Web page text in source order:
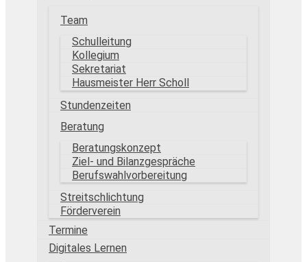
Team
Schulleitung
Kollegium
Sekretariat
Hausmeister Herr Scholl
Stundenzeiten
Beratung
Beratungskonzept
Ziel- und Bilanzgespräche
Berufswahlvorbereitung
Streitschlichtung
Förderverein
Termine
Digitales Lernen